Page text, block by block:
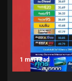
1 min read